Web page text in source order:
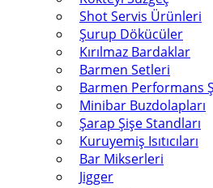
Shot Servis Ürünleri
Şurup Dökücüler
Kırılmaz Bardaklar
Barmen Setleri
Barmen Performans
Minibar Buzdolapları
Şarap Şişe Standları
Kuruyemiş Isıtıcıları
Bar Mikserleri
Jigger